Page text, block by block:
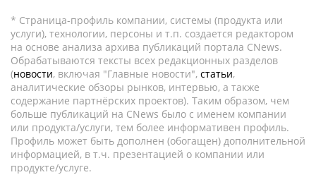
* Страница-профиль компании, системы (продукта или
услуги), технологии, персоны и т.п. создается редактором
на основе анализа архива публикаций портала CNews.
Обрабатываются тексты всех редакционных разделов
(новости, включая "Главные новости", статьи,
аналитические обзоры рынков, интервью, а также
содержание партнёрских проектов). Таким образом, чем
больше публикаций на CNews было с именем компании
или продукта/услуги, тем более информативен профиль.
Профиль может быть дополнен (обогащен) дополнительной
информацией, в т.ч. презентацией о компании или
продукте/услуге.